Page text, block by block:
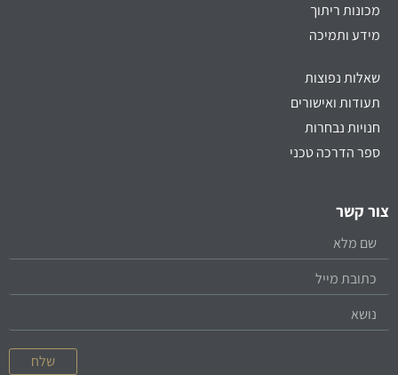
מכונות ריתוך
מידע ותמיכה
שאלות נפוצות
תעודות ואישורים
חנויות נבחרות
ספר הדרכה טכני
צור קשר
שלח